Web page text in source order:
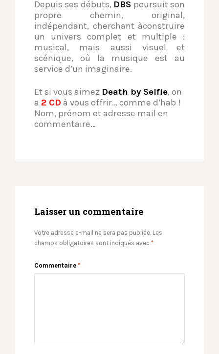
Depuis ses débuts, DBS poursuit son
propre chemin, original,
indépendant, cherchant àconstruire
un univers complet et multiple :
musical, mais aussi visuel et
scénique, où la musique est au
service d’un imaginaire.
Et si vous aimez Death by Selfie, on
a 2 CD à vous offrir… comme d’hab !
Nom, prénom et adresse mail en
commentaire…
Laisser un commentaire
Votre adresse e-mail ne sera pas publiée. Les
champs obligatoires sont indiqués avec *
Commentaire *